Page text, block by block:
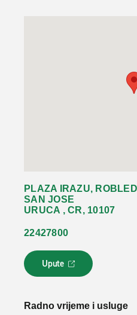
PLAZA IRAZU,
SAN JOSE
URUCA , CR, 10107
22427800
Upute
L
i
k
Radno vrijeme i usluge